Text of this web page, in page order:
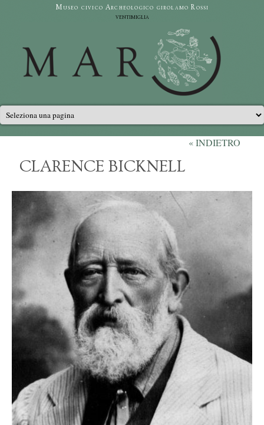
Salta al contenuto principaleMuseo civico Archeologico girolamo Rossi
ventimiglia
Menu principale « INDIETRO
CLARENCE BICKNELL